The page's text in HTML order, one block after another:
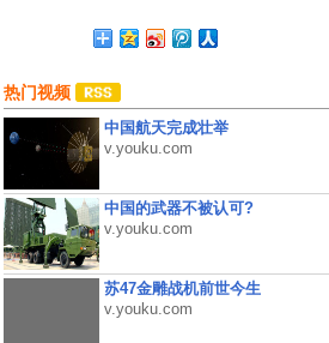
热门视频
中国航天完成壮举
v.youku.com
中国的武器不被认可?
v.youku.com
苏47金雕战机前世今生
v.youku.com